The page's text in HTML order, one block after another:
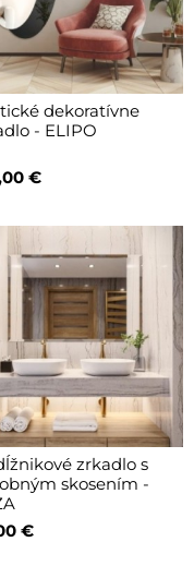
dekoratívne
- ELIPO
€
zrkadlo s
skosením -
€